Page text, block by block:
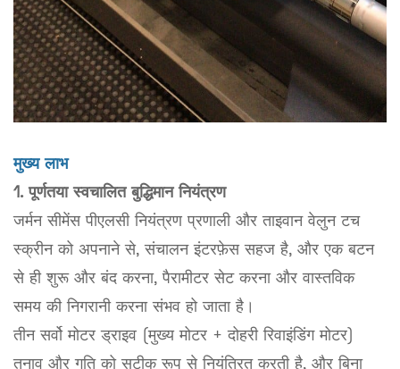
मुख्य लाभ
1. पूर्णतया स्वचालित बुद्धिमान नियंत्रण
जर्मन सीमेंस पीएलसी नियंत्रण प्रणाली और ताइवान वेलुन टच
स्क्रीन को अपनाने से, संचालन इंटरफ़ेस सहज है, और एक बटन
से ही शुरू और बंद करना, पैरामीटर सेट करना और वास्तविक
समय की निगरानी करना संभव हो जाता है।
तीन सर्वो मोटर ड्राइव (मुख्य मोटर + दोहरी रिवाइंडिंग मोटर)
तनाव और गति को सटीक रूप से नियंत्रित करती है, और बिना